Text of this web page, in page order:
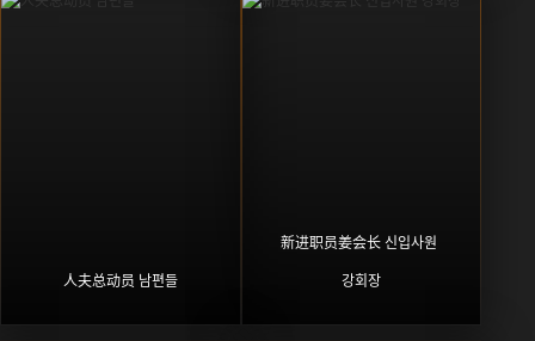
人夫总动员 남편들
新进职员姜会长 신입사원
강회장